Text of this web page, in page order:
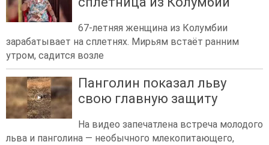
67-летняя женщина из Колумбии
зарабатывает на сплетнях. Мирьям встаёт ранним
утром, садится возле
Панголин показал льву
свою главную защиту
На видео запечатлена встреча молодого
льва и панголина — необычного млекопитающего,